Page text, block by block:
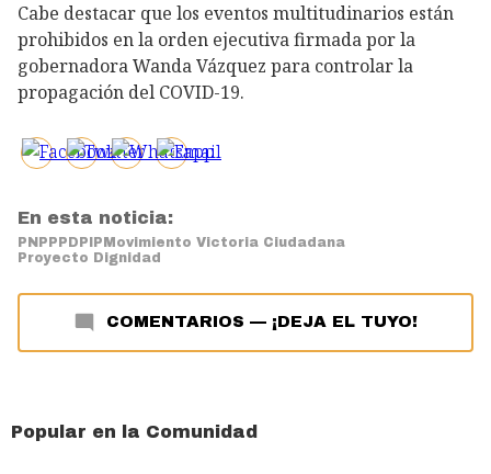
Cabe destacar que los eventos multitudinarios están
prohibidos en la orden ejecutiva firmada por la
gobernadora Wanda Vázquez para controlar la
propagación del COVID-19.
En esta noticia:
PNP PPD PIP Movimiento Victoria Ciudadana
Proyecto Dignidad
COMENTARIOS — ¡DEJA EL TUYO!
Popular en la Comunidad